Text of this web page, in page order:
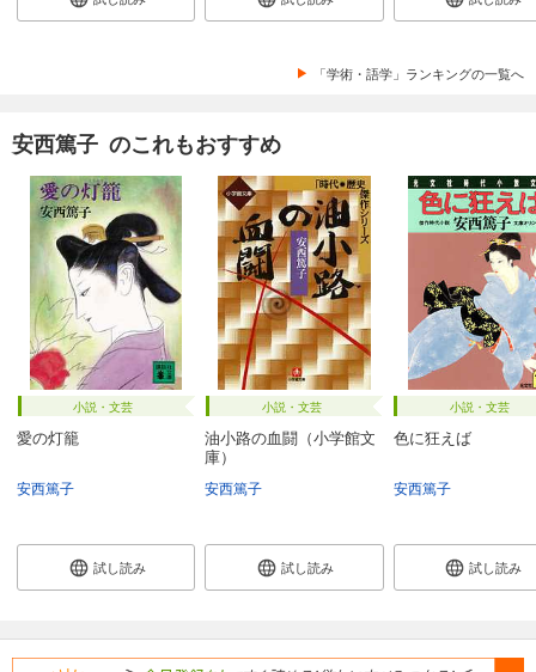
「学術・語学」ランキングの一覧へ
安西篤子 のこれもおすすめ
小説・文芸
愛の灯籠
安西篤子
試し読み
小説・文芸
油小路の血闘（小学館文
庫）
安西篤子
試し読み
小説・文芸
色に狂えば
安西篤子
試し読み